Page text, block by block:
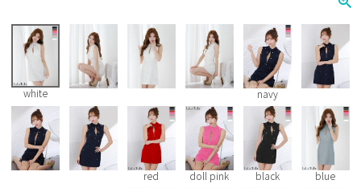
JENNNY
COMEX
Rechercher
Pleaser
white navy
red doll pink black blue